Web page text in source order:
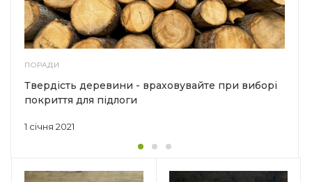
ПОРАДИ
1 січня 2021
Твердість деревини - враховувайте при виборі
покриття для підлоги
Країна-виробник